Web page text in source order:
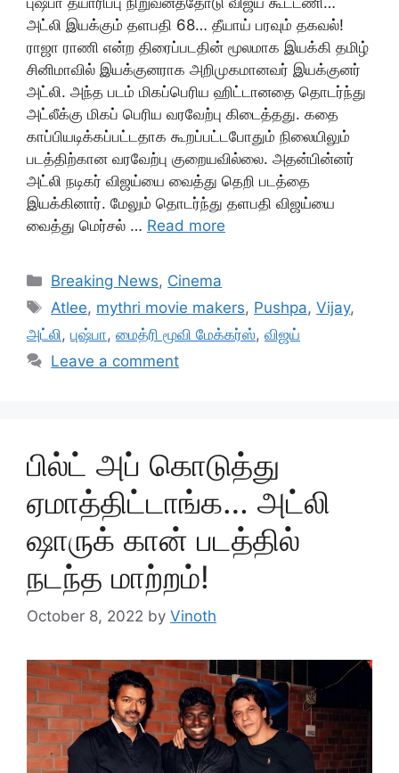
அட்லி இயக்கும் தளபதி 68… தீயாய் பரவும் தகவல்!
ராஜா ராணி என்ற திரைப்படதின் மூலமாக இயக்கி தமிழ்
சினிமாவில் இயக்குனராக அறிமுகமானவர் இயக்குனர்
அட்லி. அந்த படம் மிகப்பெரிய ஹிட்டானதை தொடர்ந்து
அட்லீக்கு மிகப் பெரிய வரவேற்பு கிடைத்தது. கதை
காப்பியடிக்கப்பட்டதாக கூறப்பட்டபோதும் நிலையிலும்
படத்திற்கான வரவேற்பு குறையவில்லை. அதன்பின்னர்
அட்லி நடிகர் விஜய்யை வைத்து தெறி படத்தை
இயக்கினார். மேலும் தொடர்ந்து தளபதி விஜய்யை
வைத்து மெர்சல் … Read more
Categories
Breaking News, Cinema
Tags
Atlee, mythri movie makers, Pushpa,Vijay,
அட்லி , புஷ்பா, மைத்ரி மூவி மேக்கர்ஸ், விஜய்
Leave a comment
பில்ட் அப் கொடுத்து
ஏமாத்திட்டாங்க… அட்லி
ஷாருக் கான் படத்தில்
நடந்த மாற்றம்!
October 8, 2022 by Vinoth